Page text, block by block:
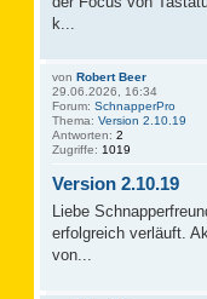
k...
von Robert Beer
29.06.2026, 16:34
Forum: SchnapperPro
Thema: Version 2.10.19
Antworten: 2
Zugriffe: 1019
Version 2.10.19
Liebe
erfolgreich verläuft.
von...